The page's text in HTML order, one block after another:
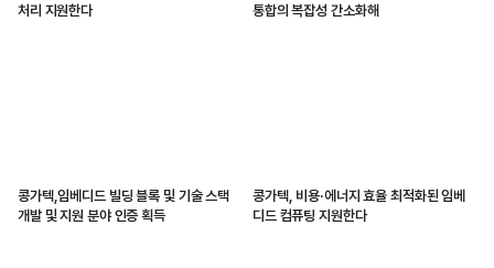
처리 지원한다
통합의 복잡성 간소화해
콩가텍,임베디드 빌딩 블록 및 기술 스택
개발 및 지원 분야 인증 획득
콩가텍, 비용·에너지 효율 최적화된 임베
디드 컴퓨팅 지원한다